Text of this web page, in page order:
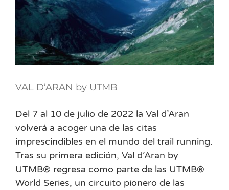
VAL D’ARAN by UTMB
Del 7 al 10 de julio de 2022 la Val d’Aran
volverá a acoger una de las citas
imprescindibles en el mundo del trail running.
Tras su primera edición, Val d’Aran by
UTMB® regresa como parte de las UTMB®
World Series, un circuito pionero de las